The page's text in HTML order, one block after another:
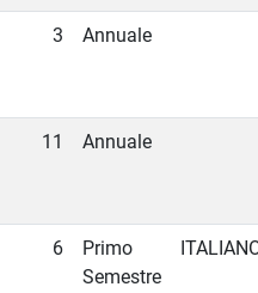
3 Annuale
11 Annuale
6
Primo
Semestre